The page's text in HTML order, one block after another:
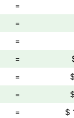
=
=
=
=
=
=
= $